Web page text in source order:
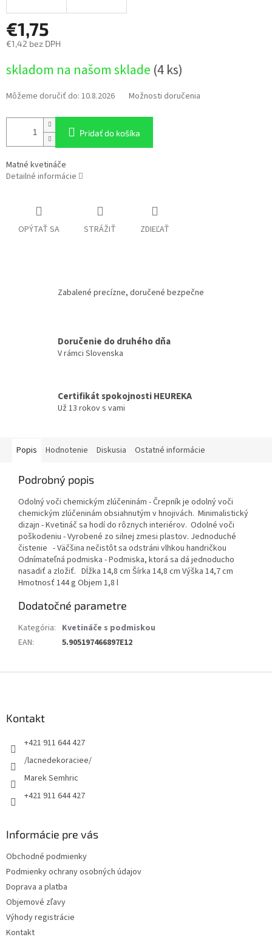
€1,75
€1,42 bez DPH
cena:
skladom na našom sklade (4 ks)
Môžeme doručiť do: 10.8.2026 Možnosti doručenia
Pridať do košíka
Matné kvetináče
Detailné informácie
OPÝTAŤ SA STRÁŽIŤ ZDIEĽAŤ
Zabalené precízne, doručené bezpečne
Doručenie do druhého dňa
V rámci Slovenska
Certifikát spokojnosti HEUREKA
Už 13 rokov s vami
Popis Hodnotenie Diskusia Ostatné informácie
Podrobný popis
Odolný voči chemickým zlúčeninám - Črepník je odolný voči
chemickým zlúčeninám obsiahnutým v hnojivách. Minimalistický
dizajn - Kvetináč sa hodí do rôznych interiérov. Odolné voči
poškodeniu - Vyrobené zo silnej zmesi plastov. Jednoduché
čistenie - Väčšina nečistôt sa odstráni vlhkou handričkou
Odnímateľná podmiska - Podmiska, ktorá sa dá jednoducho
nasadiť a zložiť. Dĺžka 14,8 cm Šírka 14,8 cm Výška 14,7 cm
Hmotnosť 144 g Objem 1,8 l
Dodatočné parametre
Kategória: Kvetináče s podmiskou
EAN: 5.905197466897E12
Kontakt
+421 911 644 427
/lacnedekoraciee/
Marek Semhric
+421 911 644 427
Informácie pre vás
Obchodné podmienky
Podmienky ochrany osobných údajov
Doprava a platba
Objemové zľavy
Výhody registrácie
Kontakt